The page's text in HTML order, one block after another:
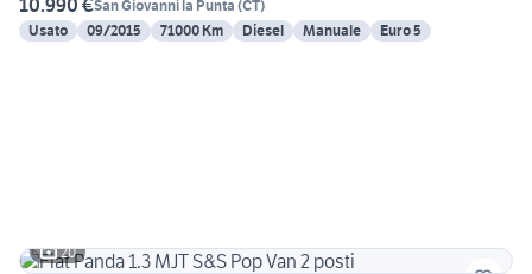
10.990 €San Giovanni la Punta (CT)
Usato
09/2015 71000 Km Diesel Manuale Euro 5
20